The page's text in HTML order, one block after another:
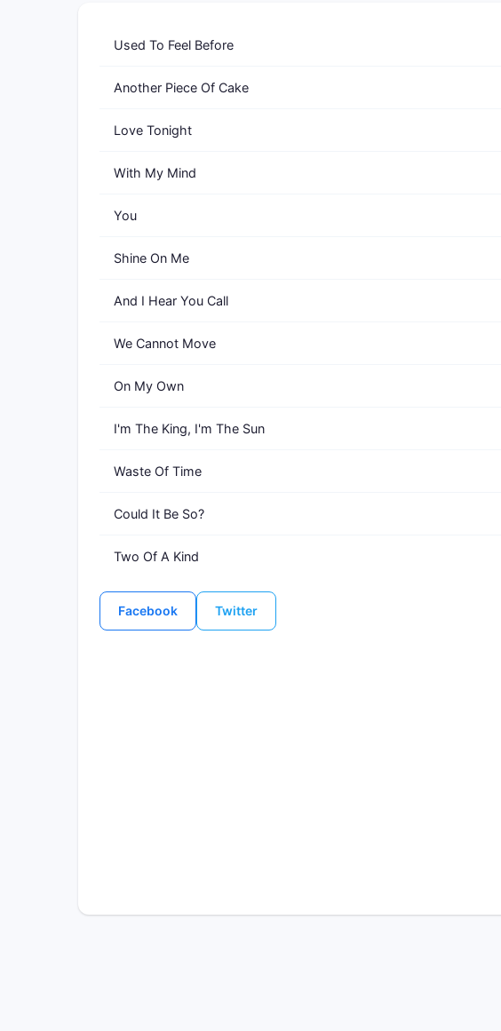
Used To Feel Before
Another Piece Of Cake
Love Tonight
With My Mind
You
Shine On Me
And I Hear You Call
We Cannot Move
On My Own
I'm The King, I'm The Sun
Waste Of Time
Could It Be So?
Two Of A Kind
Facebook Twitter